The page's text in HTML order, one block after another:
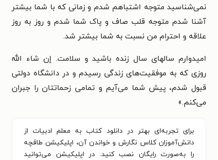
نمی‌شناسید متوجه اشتباهم شدم و زمانی که با شما بیشتر
آشنا شدم متوجه قلب صاف و پاک شما شدم و روز به روز
علاقه و احترام من نسبت به شما بیشتر شد.
امیدوارم سالهای سال زنده باشید و سلامت. إن شاء الله
روزی که به موفقیت‌های زندگی رسیدم و در دانشگاه دولتی
قبول شدم، پیش شما می‌آیم و تمامی زحماتتان را جبران
می‌کنم.»
برای تجربه‌ای بهتر در دانلود کتاب به معلم ادبیات از
دانش‌آموزان کلاس نگارش و خواندن آن، اپلیکیشن طاقچه
را به‌صورت رایگان نصب کنید. در اپلیکیشن می‌توانید